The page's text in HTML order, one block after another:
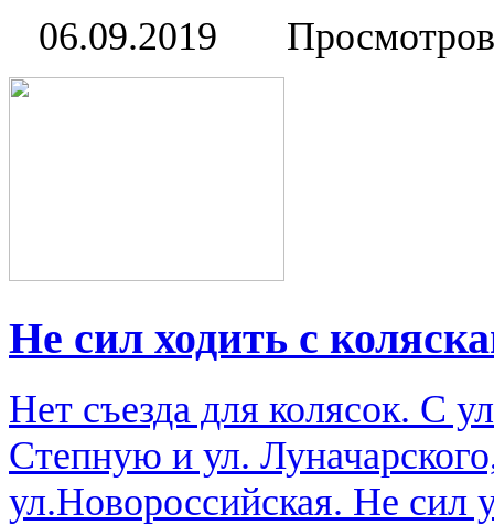
06.09.2019
Не сил ходить с
Нет съезда для колясок. С
Степную и ул.
ул.Новороссийская. Не сил